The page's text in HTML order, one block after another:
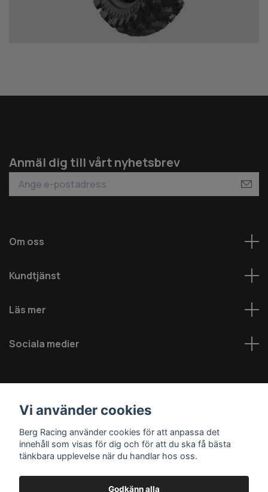
Anmäl dig till vårt nyhetsbrev
Om oss
Kundtjänst
Läs mer
Sociala medier
© 2026 Berg MC AB - Alla rättigheter reserverade
Vi använder cookies
Berg Racing använder cookies för att anpassa det
innehåll som visas för dig och för att du ska få bästa
tänkbara upplevelse när du handlar hos oss.
Godkänn alla